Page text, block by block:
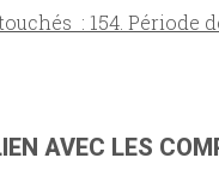
: 154. Période
AVEC LES